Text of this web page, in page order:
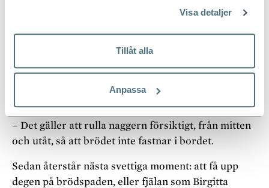
Visa detaljer
Tillåt alla
Anpassa
När degen är kavlad ska den naggas, vilket ger
– Vissa tror att syftet bara är att det ska se snyggt
ut, men naggningen har en jätteviktig funktion
eftersom den gör att det inte blir calzone av brödet,
– Det gäller att rulla naggern försiktigt, från mitten
och utåt, så att brödet inte fastnar i bordet.
Sedan återstår nästa svettiga moment: att få upp
degen på brödspaden, eller fjälan som Birgitta